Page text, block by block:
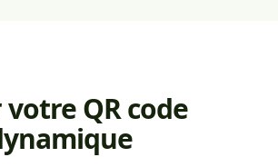
votre QR code